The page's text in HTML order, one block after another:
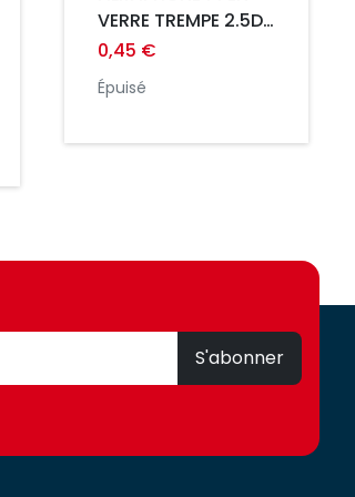
VERRE TREMPE 2.5D
ULTRA FIN 0.3MM
INCASSABLE
0,45 €
Épuisé
S'abonner